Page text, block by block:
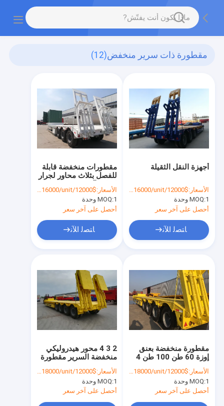
مقطورة ذات سرير منخفض(12)
مقطورات منخفضة قابلة
للفصل بثلاث محاور لجرار
لنقل الآلات
الأسعار:$12000/unit-$16000/unit
MOQ:1 وحدة
أحصل على آخر سعر
ﺎﺘﺼﻟ ﺍﻶﻧ
أجهزة النقل الثقيلة
الأسعار:$12000/unit-$16000/unit
MOQ:1 وحدة
أحصل على آخر سعر
ﺎﺘﺼﻟ ﺍﻶﻧ
2 3 4 محور هيدروليكي
منخفضة السرير مقطورة
للنقل الجرافة
الأسعار:$12000/unit-$18000/unit
MOQ:1 وحدة
أحصل على آخر سعر
مقطورة منخفضة بعنق
إوزة 60 طن 100 طن 4
محاور
الأسعار:$12000/unit-$18000/unit
MOQ:1 وحدة
أحصل على آخر سعر